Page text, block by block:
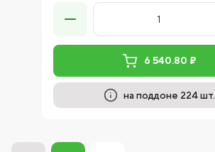
6 540.80 ₽
на поддоне 224 шт.